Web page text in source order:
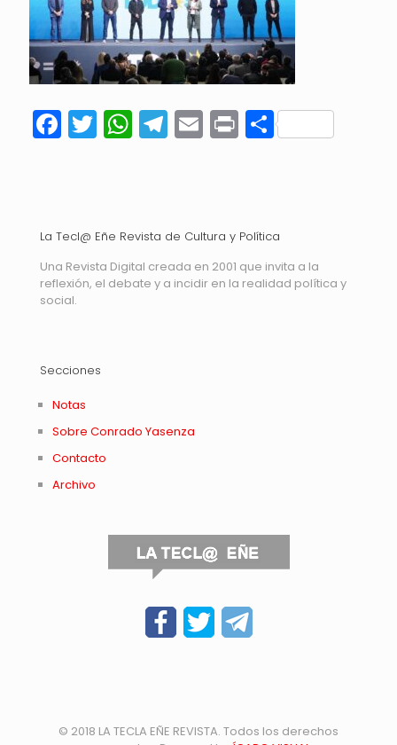
Facebook
Twitter
WhatsApp
Telegram
Email
Print
La Tecl@ Eñe Revista de Cultura y Política
Una Revista Digital creada en 2001 que invita a la
reflexión, el debate y a incidir en la realidad política y
social.
Secciones
Notas
Sobre Conrado Yasenza
Contacto
Archivo
© 2018 LA TECLA EÑE REVISTA. Todos los derechos